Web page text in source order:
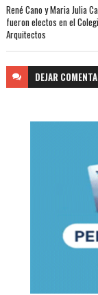
René Cano y Maria Julia
fueron electos en el
Arquitectos
DEJAR